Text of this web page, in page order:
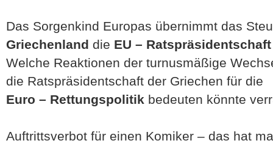
Das Sorgenkind Europas übernimmt das
Griechenland die EU –
Welche Reaktionen der turnusmäßige
die Ratspräsidentschaft der Griechen für die
Euro – Rettungspolitik bedeuten könnte
Auftrittsverbot für einen Komiker – das hat